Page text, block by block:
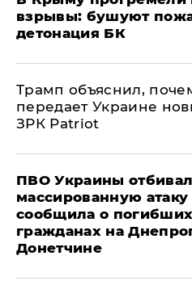
взрывы: бушуют
детонация БК
Трамп объяснил,
передает Украине
ЗРК Patriot
ПВО Украины
массированную
сообщила о
гражданах на
Донетчине